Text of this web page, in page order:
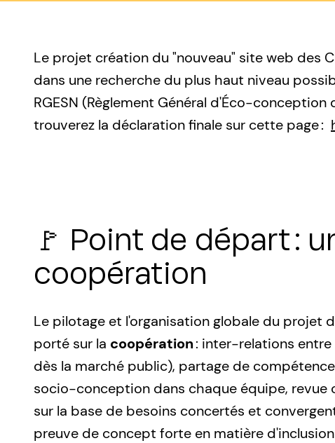
Le projet création du "nouveau" site web
dans une recherche du plus haut niveau
RGESN (Règlement Général d'Éco-
trouverez la déclaration finale sur cette page :
🚩 Point de départ :
coopération
Le pilotage et l'organisation globale du projet
porté sur la coopération: inter-relations
dès la marché public), partage de
socio-conception dans chaque équipe,
sur la base de besoins concertés et
preuve de concept forte en matière